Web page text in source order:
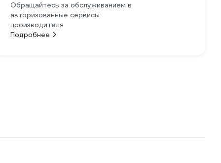
Обращайтесь за обслуживанием в
авторизованные сервисы
производителя
Подробнее